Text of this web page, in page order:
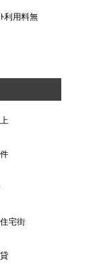
利用料無
宅街